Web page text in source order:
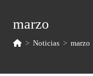
marzo
> Noticias > marzo